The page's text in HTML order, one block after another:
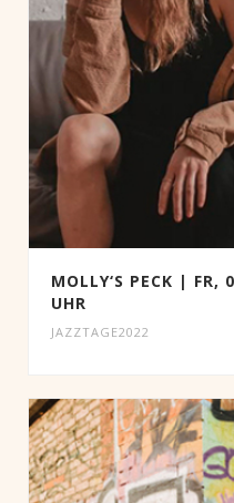
MOLLY‘S PECK | FR,
UHR
JAZZTAGE2022